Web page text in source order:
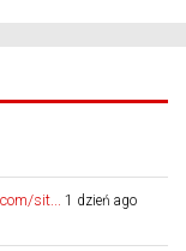
sit... 1 dzień ago